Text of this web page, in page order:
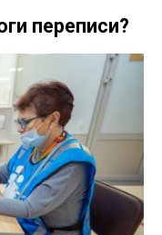
переписи?